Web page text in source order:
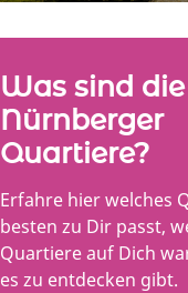
Was sind die
Nürnberger
Quartiere?
Erfahre hier welches
besten zu Dir passt,
Quartiere auf Dich
es zu entdecken gibt.